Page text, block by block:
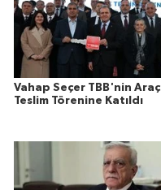
Vahap Seçer TBB'nin Araç
Teslim Törenine Katıldı